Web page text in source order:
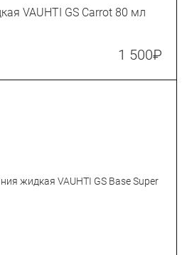
VAUHTI GS Carrot 80 мл
1 500₽